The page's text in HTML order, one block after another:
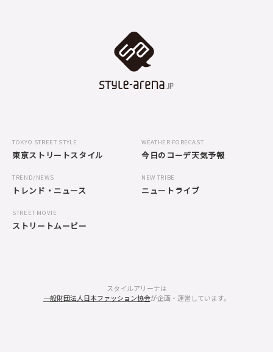
TOKYO STREET STYLE
東京ストリートスタイル
WEATHER FORECAST
今日のコーデ天気予報
TREND/NEWS
トレンド・ニュース
NEW TRIBE
ニュートライブ
STREET MOVIE
ストリートムービー
スタイルアリーナは
一般財団法人日本ファッション協会が企画・運営しています。